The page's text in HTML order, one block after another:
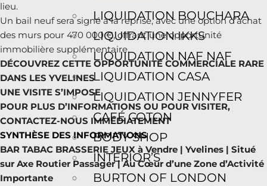
LIQUIDATION BOUCHARA
LIQUIDATION IKKS
LIQUIDATION NAF NAF
LIQUIDATION CASA
LIQUIDATION JENNYFER
CAFÉ COTON
BODY SHOP
INTERIOR’S
BURTON OF LONDON
lieu.
Un bail neuf sera signé à la reprise, avec une option d’achat
des murs pour 470 000 €, offrant une opportunité
immobilière supplémentaire.
DÉCOUVREZ CETTE OPPORTUNITÉ COMMERCIALE RARE
DANS LES YVELINES
UNE VISITE S’IMPOSE
POUR PLUS D’INFORMATIONS OU POUR VISITER,
CONTACTEZ-NOUS IMMÉDIATEMENT
SYNTHÈSE DES INFORMATIONS
BAR TABAC BRASSERIE JEUX à Vendre | Yvelines | Situé
sur Axe Routier Passager | Au Cœur d’une Zone d’Activité
Importante